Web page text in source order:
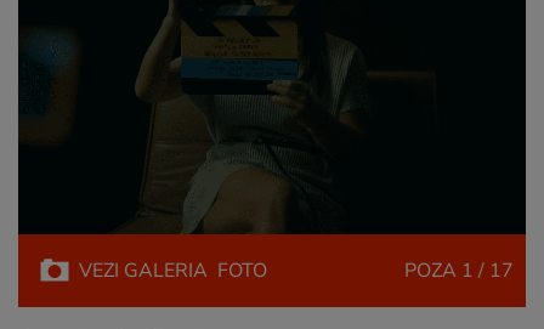
VEZI GALERIA FOTO POZA 1 / 17